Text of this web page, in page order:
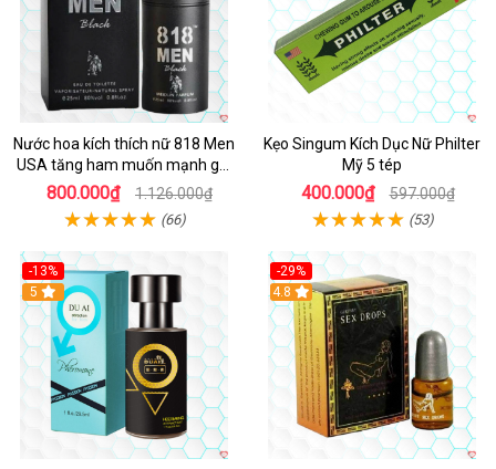
Nước hoa kích thích nữ 818 Men
USA tăng ham muốn mạnh gợi
cảm
800.000₫ 1.126.000₫
(66)
Kẹo Singum Kích Dục Nữ Philter
Mỹ 5 tép
400.000₫ 597.000₫
(53)
-13%
Hot
5
-29%
4.8